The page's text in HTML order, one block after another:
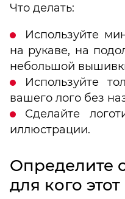
Что делать:
Используйте
на рукаве, на
небольшой
Используйте
вашего лого без
Сделайте
иллюстрации.
Определите
для кого